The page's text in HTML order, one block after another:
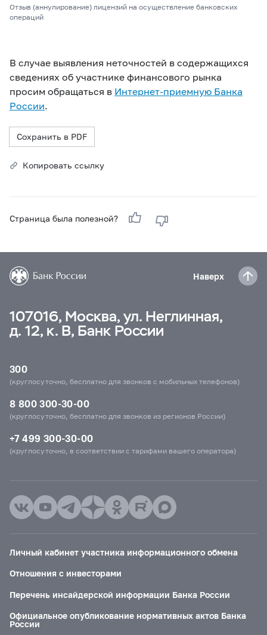
Отзыв (аннулирование) лицензий на осуществление банковских
операций
В случае выявления неточностей в содержащихся
сведениях об участнике финансового рынка
просим обращаться в Интернет-приемную Банка
России.
Сохранить в PDF
Копировать ссылку
Страница была полезной?
Наверх
107016, Москва, ул. Неглинная,
д. 12, к. В, Банк России
300
(круглосуточно, бесплатно для звонков с мобильных телефонов)
8 800 300-30-00
(круглосуточно, бесплатно для звонков из регионов России)
+7 499 300-30-00
(круглосуточно, в соответствии с тарифами вашего оператора)
Личный кабинет участника информационного обмена
Отношения с инвесторами
Перечень инсайдерской информации Банка России
Официальное опубликование нормативных актов Банка
России